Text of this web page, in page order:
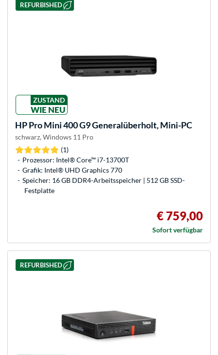
REFURBISHED
ZUSTAND
WIE NEU
HPPro Mini 400 G9 Generalüberholt, Mini-PC
schwarz, Windows 11 Pro
(1)
Prozessor: Intel® Core™ i7-13700T
Grafik: Intel® UHD Graphics 770
Speicher: 16 GB DDR4-Arbeitsspeicher | 512 GB SSD-
Festplatte
€ 759,00
Sofort verfügbar
REFURBISHED